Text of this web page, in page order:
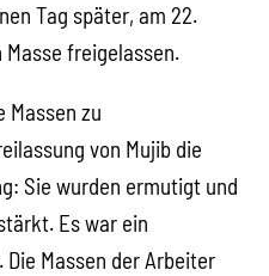
Tag später, am 22.
freigelassen.
Massen zu
von Mujib die
Sie wurden ermutigt und
Es war ein
Massen der Arbeiter